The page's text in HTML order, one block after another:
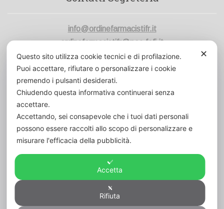
info@ordinefarmacistifr.it
ordinefarmacistifr@pec.fofi.it
Codice Fiscale:
80006420600
Cod. Un. Fatt. Elett.:
✕
Questo sito utilizza cookie tecnici e di profilazione.
Puoi accettare, rifiutare o personalizzare i cookie
premendo i pulsanti desiderati.
Chiudendo questa informativa continuerai senza
accettare.
Accettando, sei consapevole che i tuoi dati personali
possono essere raccolti allo scopo di personalizzare e
misurare l'efficacia della pubblicità.
Accetta
Rifiuta